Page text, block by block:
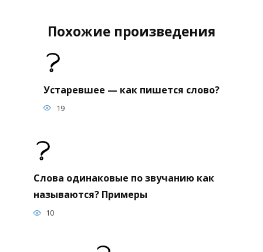
Похожие произведения
Устаревшее — как пишется слово?
19
Слова одинаковые по звучанию как
называются? Примеры
10